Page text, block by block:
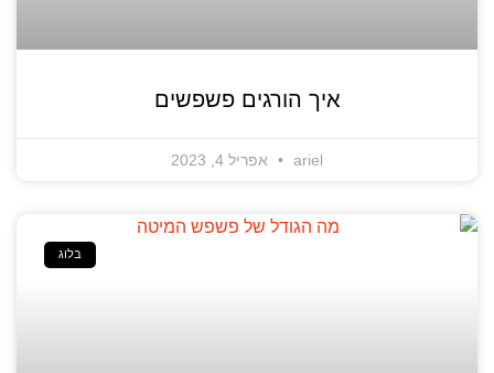
איך הורגים פשפשים
ariel אפריל 4, 2023
בלוג